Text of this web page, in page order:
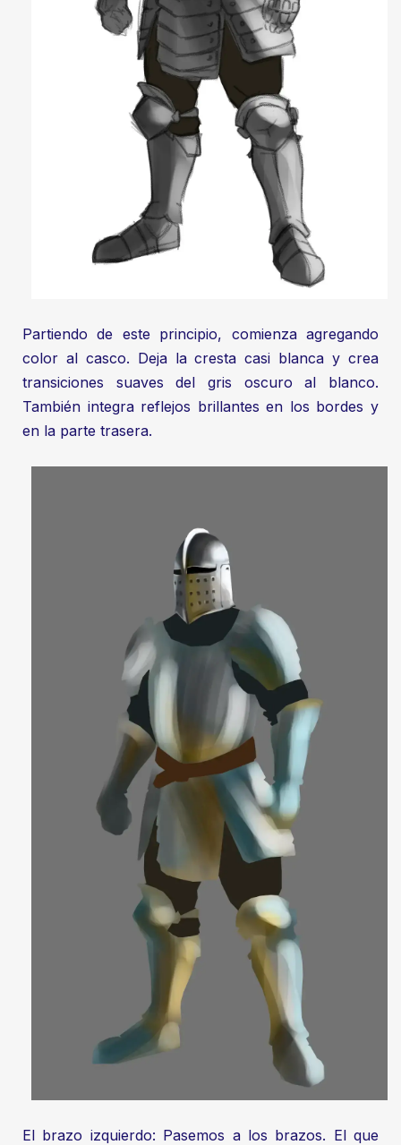
Partiendo de este principio, comienza agregando
color al casco. Deja la cresta casi blanca y crea
transiciones suaves del gris oscuro al blanco.
También integra reflejos brillantes en los bordes y
en la parte trasera.
El brazo izquierdo: Pasemos a los brazos. El que